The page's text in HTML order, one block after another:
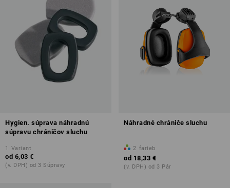
Hygien. súprava náhradnú
súpravu chráničov sluchu
1 Variant
od 6,03 €
(v. DPH) od 3 Súpravy
Náhradné chrániče sluchu
2 farieb
od 18,33 €
(v. DPH) od 3 Pár